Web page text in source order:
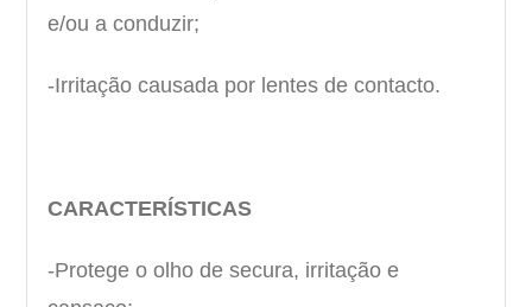
e/ou a conduzir;
-Irritação causada por lentes de contacto.
CARACTERÍSTICAS
-Protege o olho de secura, irritação e